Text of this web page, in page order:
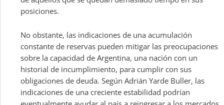
posiciones.
No obstante, las indicaciones de una acumulación
constante de reservas pueden mitigar las preocupaciones
sobre la capacidad de Argentina, una nación con un
historial de incumplimiento, para cumplir con sus
obligaciones de deuda. Según Adrián Yarde Buller, las
indicaciones de una creciente estabilidad podrían